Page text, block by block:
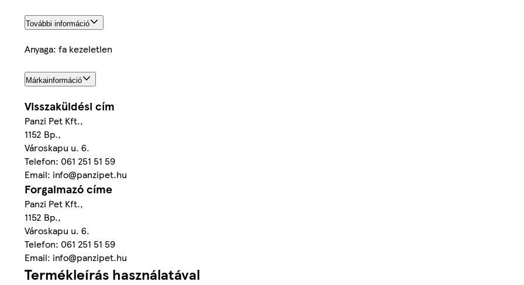
További információ
Anyaga: fa kezeletlen
Márkainformáció
Visszaküldési cím
Panzi Pet Kft.,
1152 Bp.,
Városkapu u. 6.
Telefon: 061 251 51 59
Email: info@panzipet.hu
Forgalmazó címe
Panzi Pet Kft.,
1152 Bp.,
Városkapu u. 6.
Telefon: 061 251 51 59
Email: info@panzipet.hu
Termékleírás használatával